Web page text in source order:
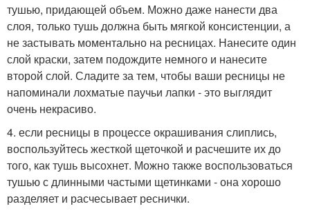
тушью, придающей объем. Можно даже нанести два
слоя, только тушь должна быть мягкой консистенции, а
не застывать моментально на ресницах. Нанесите один
слой краски, затем подождите немного и нанесите
второй слой. Сладите за тем, чтобы ваши ресницы не
напоминали лохматые паучьи лапки - это выглядит
очень некрасиво.
4. если ресницы в процессе окрашивания слиплись,
воспользуйтесь жесткой щеточкой и расчешите их до
того, как тушь высохнет. Можно также воспользоваться
тушью с длинными частыми щетинками - она хорошо
разделяет и расчесывает реснички.